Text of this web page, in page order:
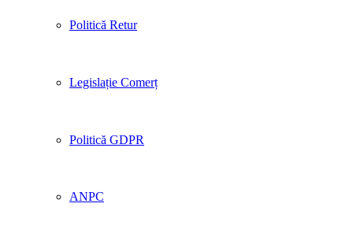
Politică Retur
Legislație Comerț
Politică GDPR
ANPC